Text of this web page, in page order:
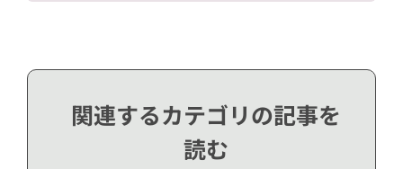
関連するカテゴリの記事を
読む